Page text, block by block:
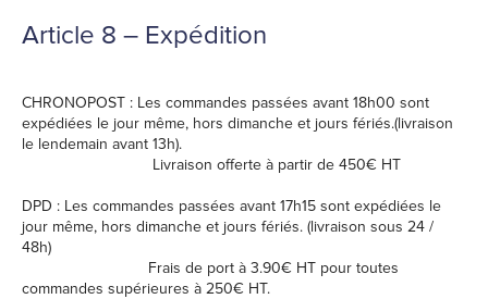
Article 8 – Expédition
CHRONOPOST : Les commandes passées avant 18h00 sont
expédiées le jour même, hors dimanche et jours fériés.(livraison
le lendemain avant 13h).
Livraison offerte à partir de 450€ HT
DPD : Les commandes passées avant 17h15 sont expédiées le
jour même, hors dimanche et jours fériés. (livraison sous 24 /
48h)
Frais de port à 3.90€ HT pour toutes
commandes supérieures à 250€ HT.